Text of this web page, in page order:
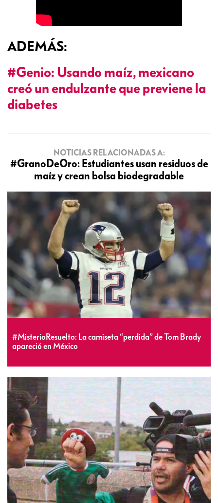
ADEMÁS:
#Genio: Usando maíz, mexicano
creó un endulzante que previene la
diabetes
NOTICIAS RELACIONADAS A:
#GranoDeOro: Estudiantes usan residuos de
maíz y crean bolsa biodegradable
#MisterioResuelto: La camiseta “perdida” de Tom Brady
apareció en México